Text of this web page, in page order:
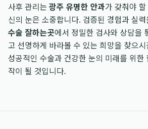
사후 관리는광주 유명한 안과가 갖춰야
신의 눈은 소중합니다. 검증된 경험과 실
수술 잘하는곳에서 정밀한 검사와 상담을
고 선명하게 바라볼 수 있는 희망을 찾으
성공적인 수술과 건강한 눈의 미래를 위한
작이 될 것입니다.